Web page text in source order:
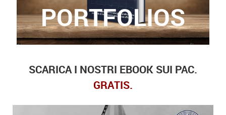
PORTFOLIOS
SCARICA I NOSTRI EBOOK SUI PAC.
GRATIS.